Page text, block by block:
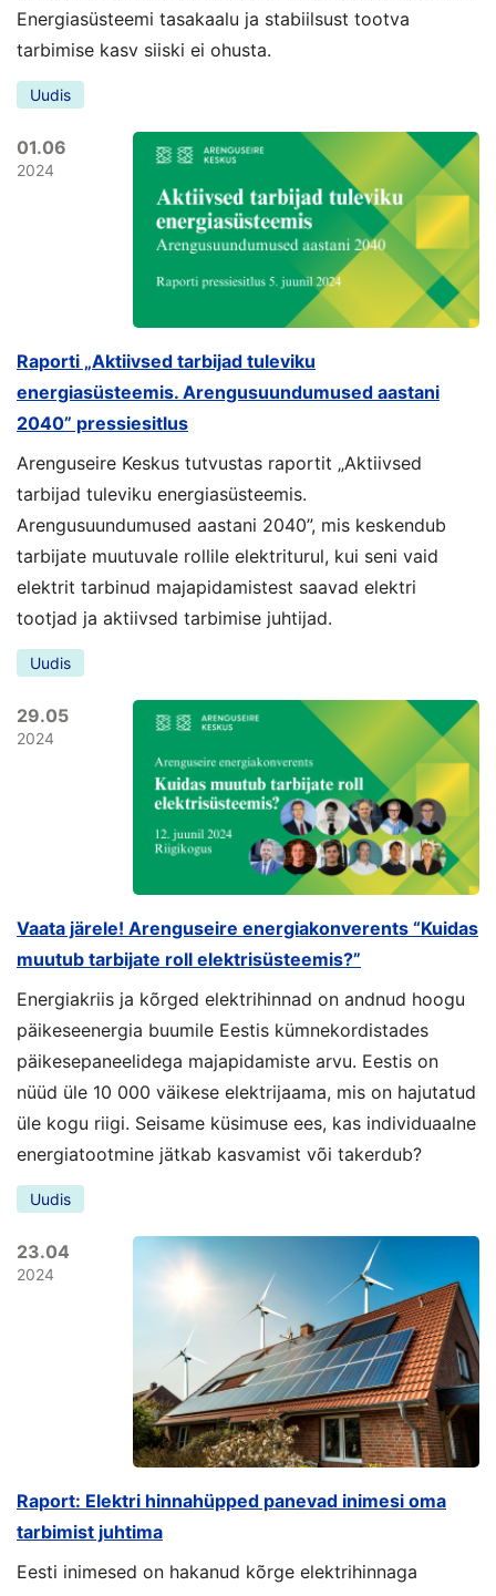
Energiasüsteemi tasakaalu ja stabiilsust tootva
tarbimise kasv siiski ei ohusta.
Uudis
01.06
2024
Raporti „Aktiivsed tarbijad tuleviku
energiasüsteemis. Arengusuundumused aastani
2040” pressiesitlus
Arenguseire Keskus tutvustas raportit „Aktiivsed
tarbijad tuleviku energiasüsteemis.
Arengusuundumused aastani 2040”, mis keskendub
tarbijate muutuvale rollile elektriturul, kui seni vaid
elektrit tarbinud majapidamistest saavad elektri
tootjad ja aktiivsed tarbimise juhtijad.
Uudis
29.05
2024
Vaata järele! Arenguseire energiakonverents “Kuidas
muutub tarbijate roll elektrisüsteemis?”
Energiakriis ja kõrged elektrihinnad on andnud hoogu
päikeseenergia buumile Eestis kümnekordistades
päikesepaneelidega majapidamiste arvu. Eestis on
nüüd üle 10 000 väikese elektrijaama, mis on hajutatud
üle kogu riigi. Seisame küsimuse ees, kas individuaalne
energiatootmine jätkab kasvamist või takerdub?
Uudis
23.04
2024
Raport: Elektri hinnahüpped panevad inimesi oma
tarbimist juhtima
Eesti inimesed on hakanud kõrge elektrihinnaga